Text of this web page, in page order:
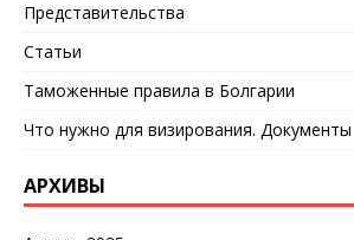
Представительства
Статьи
Таможенные правила в Болгарии
Что нужно для визирования. Документы
АРХИВЫ